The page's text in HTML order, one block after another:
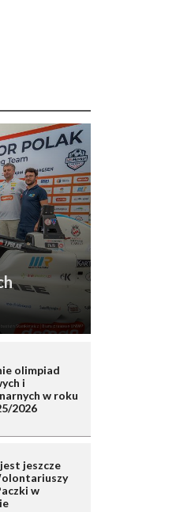
olimpiad
i
w roku
2026
jeszcze
w